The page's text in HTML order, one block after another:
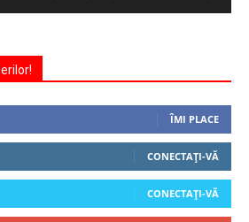
ÎMI PLACE
CONECTAȚI-VĂ
CONECTAȚI-VĂ